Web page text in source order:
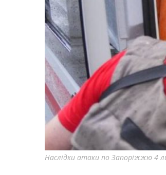
Наслідки атаки по Запоріжжю 4